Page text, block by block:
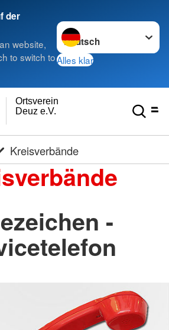
der
website,
to switch to
Sprache wechseln zu
Alles klar
Deuz e.V.
Ortsverein
Kreisverbände
-